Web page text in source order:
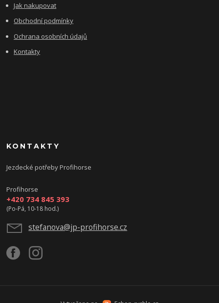
Jak nakupovat
Obchodní podmínky
Ochrana osobních údajů
Kontakty
KONTAKTY
Jezdecké potřeby Profihorse
Profihorse
+420 734 845 393
(Po-Pá, 10-18 hod.)
stefanova@jp-profihorse.cz